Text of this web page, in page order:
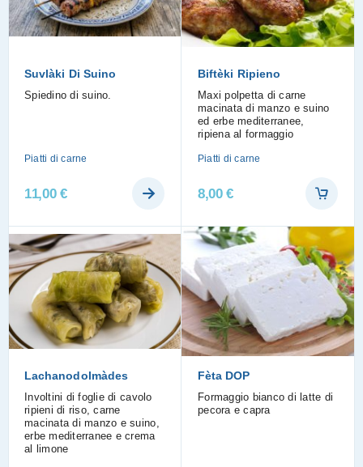
Suvlàki Di Suino
Spiedino di suino.
Piatti di carne
11,00 €
Biftèki Ripieno
Maxi polpetta di carne
macinata di manzo e suino
ed erbe mediterranee,
ripiena al formaggio
Piatti di carne
8,00€
Lachanodolmàdes
Involtini di foglie di cavolo
ripieni di riso, carne
macinata di manzo e suino,
erbe mediterranee e crema
al limone
Fèta DOP
Formaggio bianco di latte di
pecora e capra